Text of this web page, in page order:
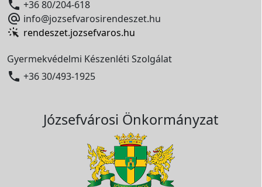
 +36 80/204-618
 info@jozsefvarosirendeszet.hu
rendeszet.jozsefvaros.hu
Gyermekvédelmi Készenléti Szolgálat
 +36 30/493-1925
Józsefvárosi Önkormányzat